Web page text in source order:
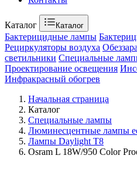
Каталог Каталог
Бактерицидные лампы
Рециркуляторы воздуха
светильники Специальные
Проектирование освещения
Инфракрасный обогрев
Начальная страница
Каталог
Специальные лампы
Люминесцентные лампы
Лампы Daylight T8
Osram L 18W/950 Color